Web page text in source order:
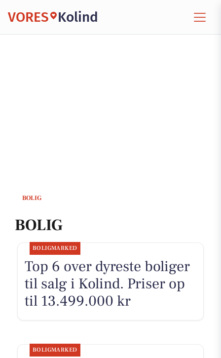
VORES Kolind
BOLIG
BOLIG
BOLIGMARKED
Top 6 over dyreste boliger
til salg i Kolind. Priser op
til 13.499.000 kr
BOLIGMARKED